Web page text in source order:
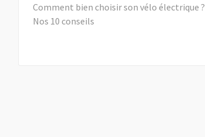
Comment bien choisir son vélo électrique ?
Nos 10 conseils